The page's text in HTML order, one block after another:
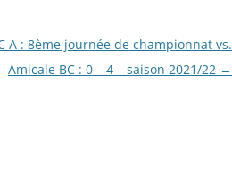
A : 8ème journée de championnat vs.
Amicale BC : 0 – 4 – saison 2021/22 →